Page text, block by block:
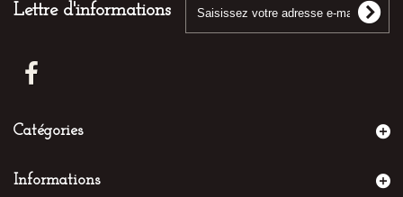
Lettre d'informations
Catégories
Informations